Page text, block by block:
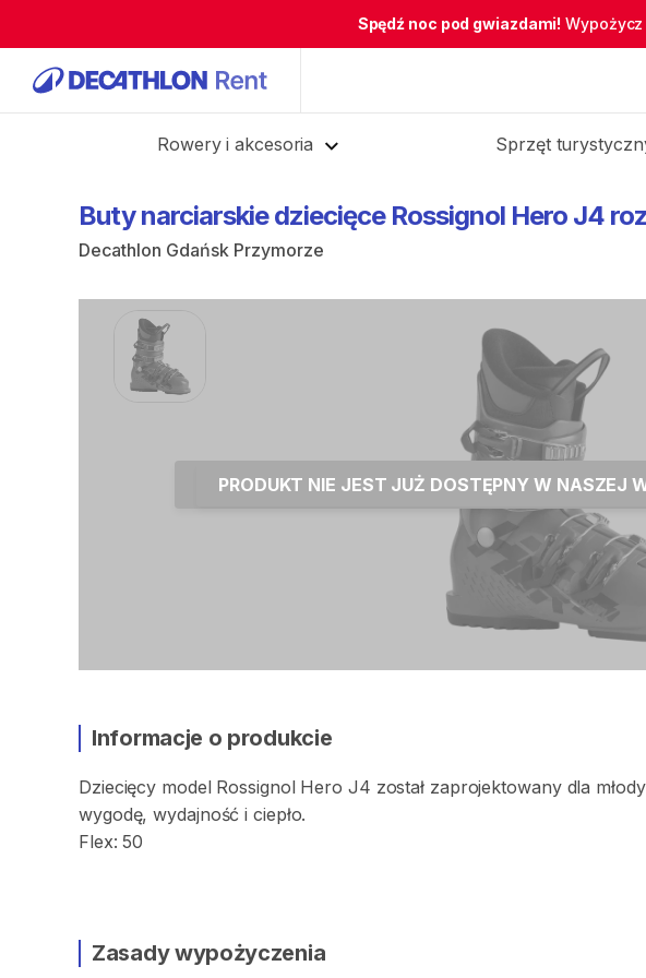
Spędź noc pod gwiazdami!
Rowery i akcesoria Sprzęt
Buty narciarskie dziecięce Rossignol Hero J4
Decathlon Gdańsk Przymorze
PRODUKT NIE JEST JUŻ DOSTĘPNY W NASZEJ
Informacje o produkcie
Dziecięcy model Rossignol Hero J4 został zaprojektowany dla
wygodę​​,​ wydajność i ciepło.
Flex: 50
Zasady wypożyczenia